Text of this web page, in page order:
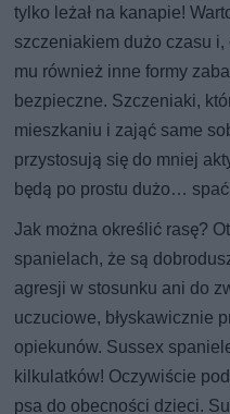
tylko leżał na kanapie!
szczeniakiem dużo czasu
mu również inne formy
bezpieczne. Szczeniaki,
mieszkaniu i zająć same
przystosują się do mniej
będą po prostu dużo…
Jak można określić rasę?
spanielach, że są
agresji w stosunku ani do
uczuciowe, błyskawicznie
opiekunów. Sussex
kilkulatków! Oczywiście
psa do obecności dzieci.